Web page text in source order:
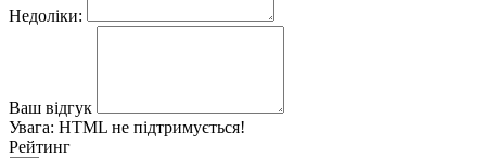
Недоліки:
Ваш відгук
Увага: HTML не підтримується!
Рейтинг